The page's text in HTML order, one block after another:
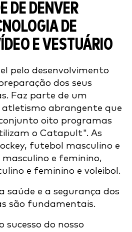
DE DENVER
DE
E VESTUÁRIO
pelo desenvolvimento
dos seus
Faz parte de um
abrangente que
oito programas
o Catapult". As
ockey, futebol masculino e
e feminino,
e feminino e voleibol.
saúde e a segurança dos
são fundamentais.
sucesso do nosso